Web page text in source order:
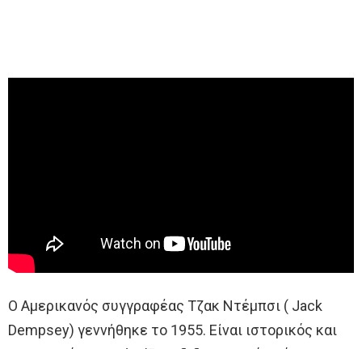
Ο Αμερικανός συγγραφέας Τζακ Ντέμπσι ( Jack
Dempsey) γεννήθηκε το 1955. Είναι ιστορικός και